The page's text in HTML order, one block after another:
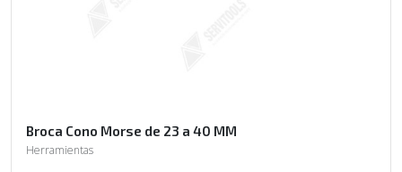
Broca Cono Morse de 23 a 40 MM
Herramientas